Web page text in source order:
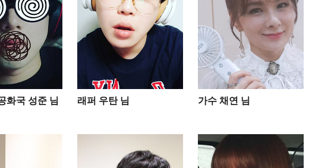
화국 성준 님 래퍼 우탄 님 가수 채연 님